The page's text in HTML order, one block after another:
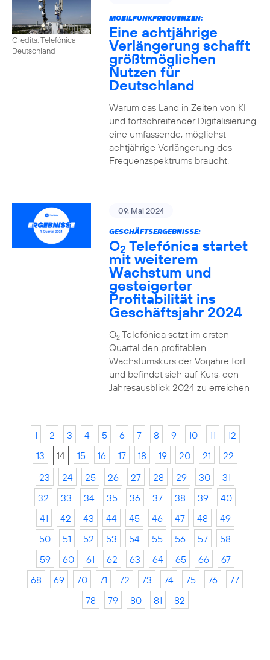
Credits: Telefónica
Deutschland
MOBILFUNKFREQUENZEN:
Eine achtjährige
Verlängerung schafft
größtmöglichen
Nutzen für
Deutschland
Warum das Land in Zeiten von KI
und fortschreitender Digitalisierung
eine umfassende, möglichst
achtjährige Verlängerung des
Frequenzspektrums braucht.
09. Mai 2024
GESCHÄFTSERGEBNISSE:
O2 Telefónica startet
mit weiterem
Wachstum und
gesteigerter
Profitabilität ins
Geschäftsjahr 2024
O2Telefónica setzt im ersten
Quartal den profitablen
Wachstumskurs der Vorjahre fort
und befindet sich auf Kurs, den
Jahresausblick 2024 zu erreichen
1 2 3 4 5 6 7 8 9 10 11
12
13
14 15 16 17 18 19 20 21
22
23
24 25 26 27 28 29 30
31
32
33 34 35 36 37 38 39
40
41
42 43 44 45 46 47 48
49
50
51 52 53 54 55 56 57
58
59
60 61 62 63 64 65 66
67
68
69 70 71 72 73 74 75 76
77
78
79 80 81 82